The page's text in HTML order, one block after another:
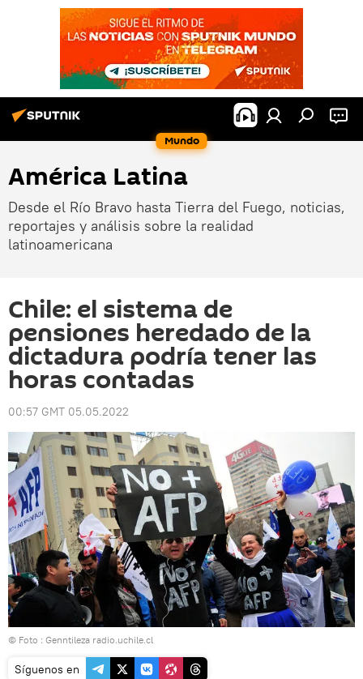
Mundo
América Latina
Desde el Río Bravo hasta Tierra del Fuego, noticias,
reportajes y análisis sobre la realidad
latinoamericana
Chile: el sistema de
pensiones heredado de la
dictadura podría tener las
horas contadas
00:57 GMT 05.05.2022
© Foto : Genntileza radio.uchile.cl
Síguenos en